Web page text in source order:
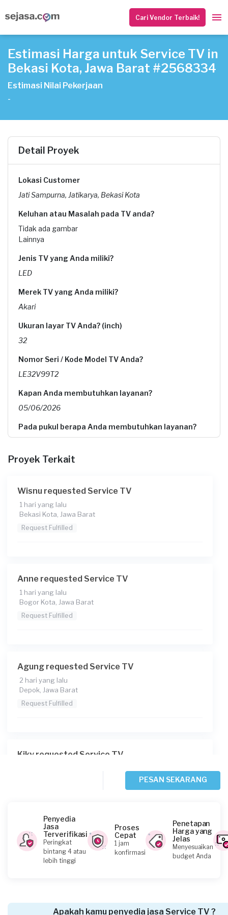
Cari Vendor Terbaik!
Estimasi Harga untuk Service TV in
Bekasi Kota, Jawa Barat #2568334
Estimasi Nilai Pekerjaan
-
Detail Proyek
Lokasi Customer
Jati Sampurna, Jatikarya, Bekasi Kota
Keluhan atau Masalah pada TV anda?
Tidak ada gambar
Lainnya
Jenis TV yang Anda miliki?
LED
Merek TV yang Anda miliki?
Akari
Ukuran layar TV Anda? (inch)
32
Nomor Seri / Kode Model TV Anda?
LE32V99T2
Kapan Anda membutuhkan layanan?
05/06/2026
Pada pukul berapa Anda membutuhkan layanan?
Kecamatan atau Kelurahan (Bukan Alamat Lengkap)
tv tidak ada gambar gelap tapi ada suara. laau mati total.
Upload gambar untuk membantu kami memahami
keinginan anda
Proyek Terkait
Wisnu requested Service TV
1 hari yang lalu
Bekasi Kota, Jawa Barat
Request Fulfilled
Anne requested Service TV
1 hari yang lalu
Bogor Kota, Jawa Barat
Request Fulfilled
Agung requested Service TV
2 hari yang lalu
Depok, Jawa Barat
Request Fulfilled
Kiky requested Service TV
Abdul Oma requested Service TV
2 hari yang lalu
Bekasi Kota, Jawa Barat
PESAN SEKARANG
Penyedia
Jasa
Terverifikasi
Peringkat
bintang 4 atau
lebih tinggi
Proses
Cepat
1 jam
konfirmasi
Penetapan
Harga yang
Jelas
Menyesuaikan
budget Anda
Apakah kamu penyedia jasa Service TV ?